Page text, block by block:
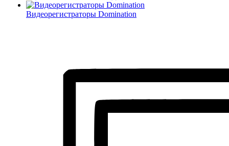
Видеорегистраторы Domination